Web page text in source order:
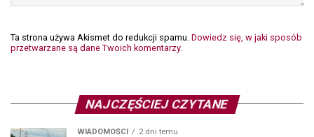
Ta strona używa Akismet do redukcji spamu. Dowiedz się, w jaki sposób
przetwarzane są dane Twoich komentarzy.
NAJCZĘŚCIEJ CZYTANE
WIADOMOŚCI 2 dni temu